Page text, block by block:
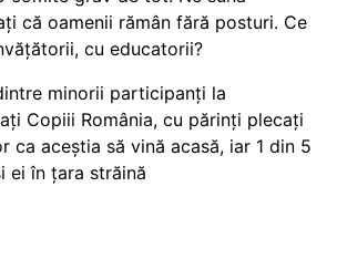
că oamenii rămân fără posturi. Ce
cu educatorii?
minorii participanți la
Copiii România, cu părinți plecați
ca aceștia să vină acasă, iar 1 din 5
ei în țara străină